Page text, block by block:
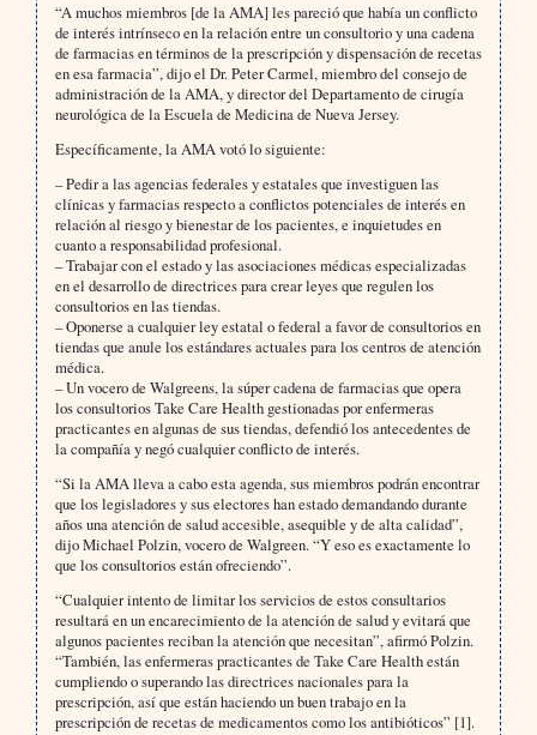
“A muchos miembros [de la AMA] les pareció que había un conflicto
de interés intrínseco en la relación entre un consultorio y una cadena
de farmacias en términos de la prescripción y dispensación de recetas
en esa farmacia”, dijo el Dr. Peter Carmel, miembro del consejo de
administración de la AMA, y director del Departamento de cirugía
neurológica de la Escuela de Medicina de Nueva Jersey.
Específicamente, la AMA votó lo siguiente:
– Pedir a las agencias federales y estatales que investiguen las
clínicas y farmacias respecto a conflictos potenciales de interés en
relación al riesgo y bienestar de los pacientes, e inquietudes en
cuanto a responsabilidad profesional.
– Trabajar con el estado y las asociaciones médicas especializadas
en el desarrollo de directrices para crear leyes que regulen los
consultorios en las tiendas.
– Oponerse a cualquier ley estatal o federal a favor de consultorios en
tiendas que anule los estándares actuales para los centros de atención
médica.
– Un vocero de Walgreens, la súper cadena de farmacias que opera
los consultorios Take Care Health gestionadas por enfermeras
practicantes en algunas de sus tiendas, defendió los antecedentes de
la compañía y negó cualquier conflicto de interés.
“Si la AMA lleva a cabo esta agenda, sus miembros podrán encontrar
que los legisladores y sus electores han estado demandando durante
años una atención de salud accesible, asequible y de alta calidad”,
dijo Michael Polzin, vocero de Walgreen. “Y eso es exactamente lo
que los consultorios están ofreciendo”.
“Cualquier intento de limitar los servicios de estos consultarios
resultará en un encarecimiento de la atención de salud y evitará que
algunos pacientes reciban la atención que necesitan”, afirmó Polzin.
“También, las enfermeras practicantes de Take Care Health están
cumpliendo o superando las directrices nacionales para la
prescripción, así que están haciendo un buen trabajo en la
prescripción de recetas de medicamentos como los antibióticos” [1].